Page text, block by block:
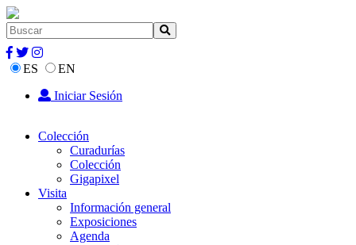
ES
EN
Iniciar Sesión
Colección
Curadurías
Colección
Gigapixel
Visita
Información general
Exposiciones
Agenda